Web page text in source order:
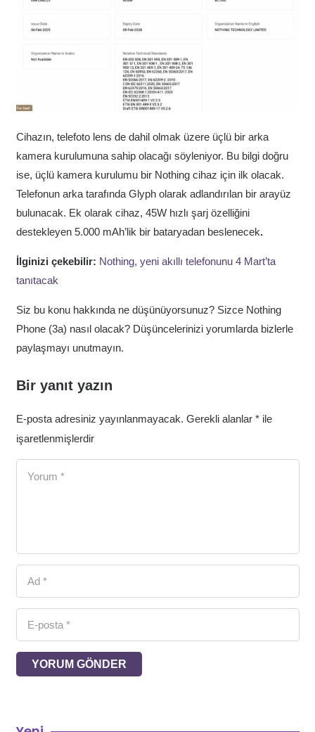
Cihazın, telefoto lens de dahil olmak üzere üçlü bir arka
kamera kurulumuna sahip olacağı söyleniyor. Bu bilgi doğru
ise, üçlü kamera kurulumu bir Nothing cihaz için ilk olacak.
Telefonun arka tarafında Glyph olarak adlandırılan bir arayüz
bulunacak. Ek olarak cihaz, 45W hızlı şarj özelliğini
destekleyen 5.000 mAh’lik bir bataryadan beslenecek.
İlginizi çekebilir: Nothing, yeni akıllı telefonunu 4 Mart’ta
tanıtacak
Siz bu konu hakkında ne düşünüyorsunuz? Sizce Nothing
Phone (3a) nasıl olacak? Düşüncelerinizi yorumlarda bizlerle
paylaşmayı unutmayın.
Bir yanıt yazın
E-posta adresiniz yayınlanmayacak. Gerekli alanlar *ile
işaretlenmişlerdir
YORUM GÖNDER